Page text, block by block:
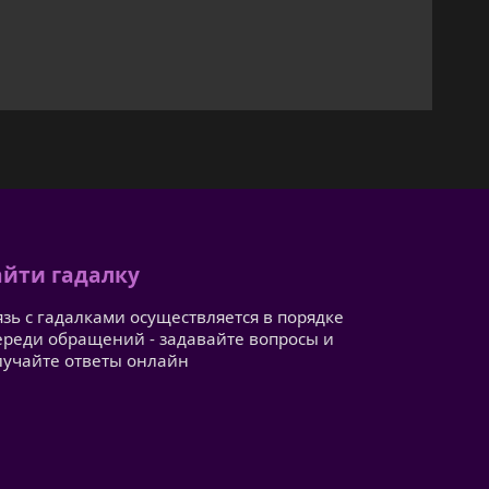
гадалку
с гадалками осуществляется в порядке
обращений - задавайте вопросы и
ответы онлайн